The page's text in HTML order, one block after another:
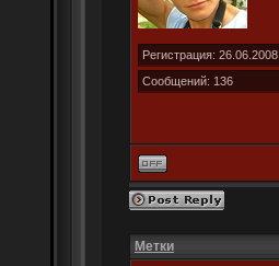
Регистрация: 26.06.2008
Сообщений: 136
Метки